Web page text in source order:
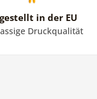
in der EU
Druckqualität